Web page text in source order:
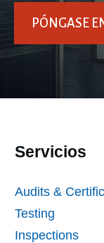
PÓNGASE
Servicios
Audits &
Testing
Inspections